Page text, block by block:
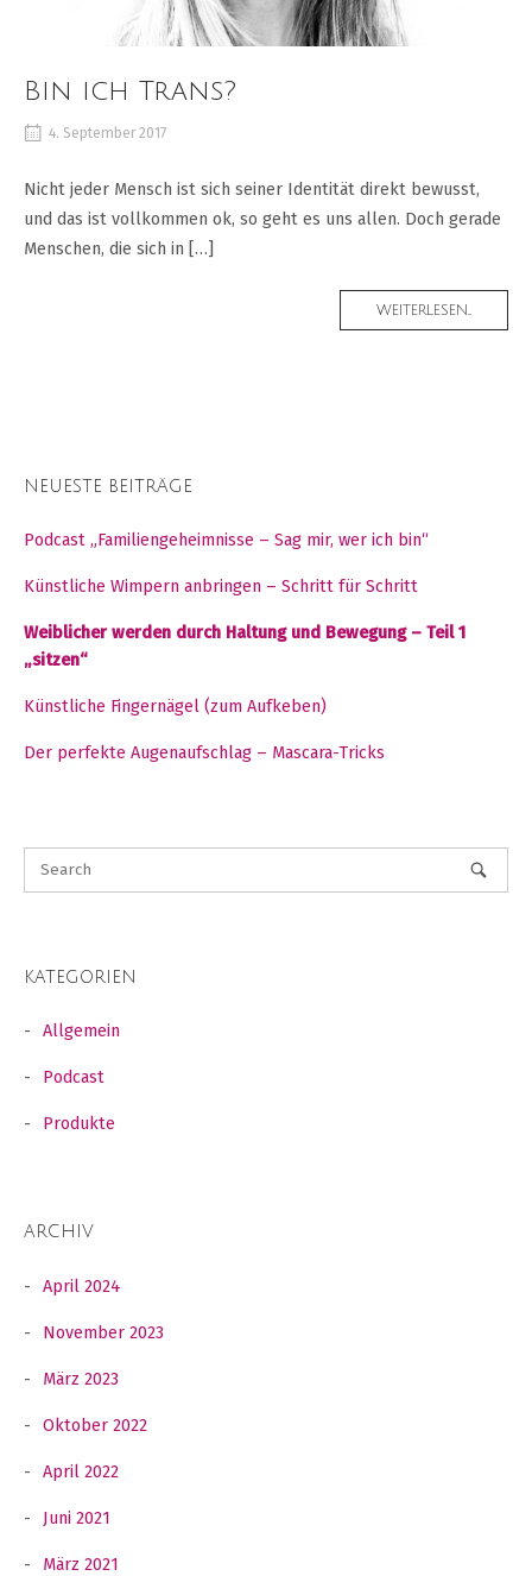
Bin ich Trans?
4. September 2017
Nicht jeder Mensch ist sich seiner Identität direkt bewusst,
und das ist vollkommen ok, so geht es uns allen. Doch gerade
Menschen, die sich in […]
WEITERLESEN...
NEUESTE BEITRÄGE
Podcast „Familiengeheimnisse – Sag mir, wer ich bin“
Künstliche Wimpern anbringen – Schritt für Schritt
Weiblicher werden durch Haltung und Bewegung – Teil 1
„sitzen“
Künstliche Fingernägel (zum Aufkeben)
Der perfekte Augenaufschlag – Mascara-Tricks
KATEGORIEN
Allgemein
Podcast
Produkte
ARCHIV
April 2024
November 2023
März 2023
Oktober 2022
April 2022
Juni 2021
März 2021